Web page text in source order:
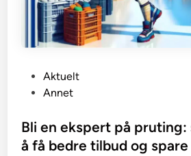
t
e
Aktuelt
Annet
Bli en ekspert på
å få bedre tilbud og